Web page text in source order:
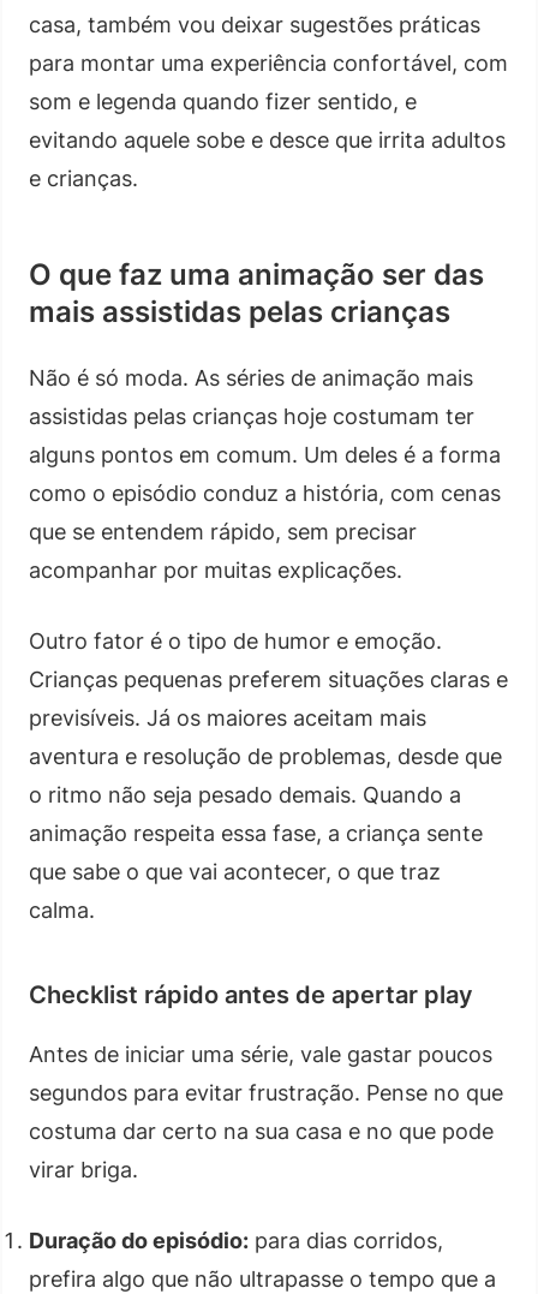
casa, também vou deixar sugestões práticas
para montar uma experiência confortável, com
som e legenda quando fizer sentido, e
evitando aquele sobe e desce que irrita adultos
e crianças.
O que faz uma animação ser das
mais assistidas pelas crianças
Não é só moda. As séries de animação mais
assistidas pelas crianças hoje costumam ter
alguns pontos em comum. Um deles é a forma
como o episódio conduz a história, com cenas
que se entendem rápido, sem precisar
acompanhar por muitas explicações.
Outro fator é o tipo de humor e emoção.
Crianças pequenas preferem situações claras e
previsíveis. Já os maiores aceitam mais
aventura e resolução de problemas, desde que
o ritmo não seja pesado demais. Quando a
animação respeita essa fase, a criança sente
que sabe o que vai acontecer, o que traz
calma.
Checklist rápido antes de apertar play
Antes de iniciar uma série, vale gastar poucos
segundos para evitar frustração. Pense no que
costuma dar certo na sua casa e no que pode
virar briga.
Duração do episódio: para dias corridos,
prefira algo que não ultrapasse o tempo que a